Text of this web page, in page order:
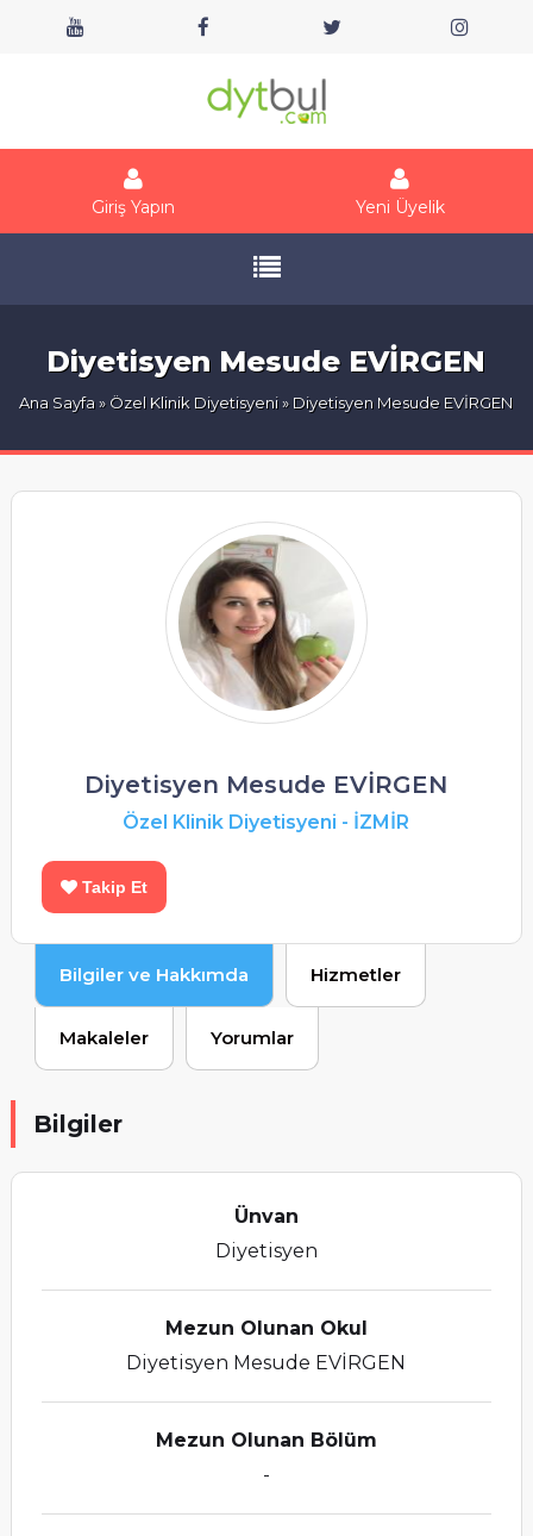
Giriş Yapın Yeni Üyelik
Diyetisyen Mesude EVİRGEN
Ana Sayfa»Özel Klinik Diyetisyeni» Diyetisyen Mesude EVİRGEN
Diyetisyen Mesude EVİRGEN
Özel Klinik Diyetisyeni - İZMİR
Takip Et
Bilgiler ve Hakkımda Hizmetler
Makaleler Yorumlar
Bilgiler
Ünvan
Diyetisyen
Mezun Olunan Okul
Diyetisyen Mesude EVİRGEN
Mezun Olunan Bölüm
-